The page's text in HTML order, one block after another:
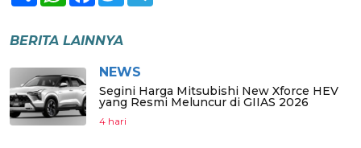
BERITA LAINNYA
NEWS
Segini Harga Mitsubishi New Xforce HEV
yang Resmi Meluncur di GIIAS 2026
4 hari